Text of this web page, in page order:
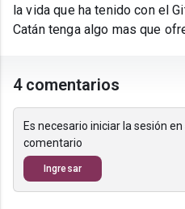
la vida que ha tenido con el
Catán tenga algo mas que
4 comentarios
Es necesario iniciar la sesión
comentario
Ingresar